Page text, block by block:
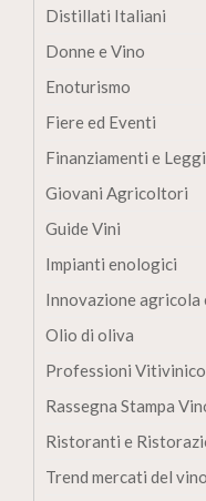
Distillati Italiani
Donne e Vino
Enoturismo
Fiere ed Eventi
Finanziamenti e Leggi
Giovani Agricoltori
Guide Vini
Impianti enologici
Innovazione agricola
Olio di oliva
Professioni
Rassegna Stampa
Ristoranti e
Trend mercati del